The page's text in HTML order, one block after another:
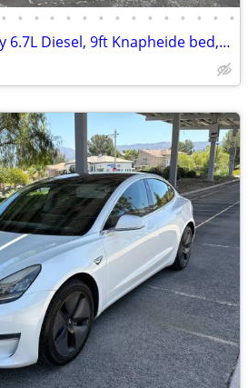
• • • • • • • • • • • • • • •
2022 Ford F-350 Utility 6.7L Diesel, 9ft Knapheide bed,Ladder rack!